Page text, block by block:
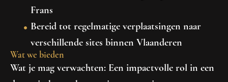
Frans
Bereid tot regelmatige verplaatsingen naar
verschillende sites binnen Vlaanderen
Wat we bieden
Wat je mag verwachten: Een impactvolle rol in een